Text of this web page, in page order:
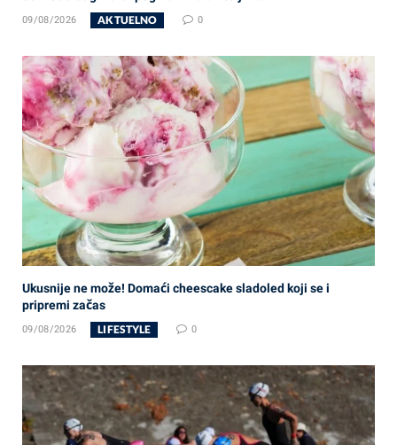
09/08/2026 AKTUELNO 0
Ukusnije ne može! Domaći cheescake sladoled koji se i
pripremi začas
09/08/2026 LIFESTYLE 0